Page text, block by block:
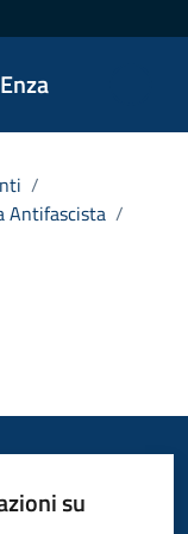
/
Antifascista /
su